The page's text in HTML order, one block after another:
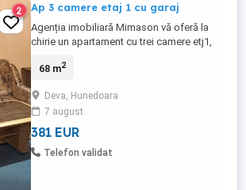
2 Ap 3 camere etaj 1 cu garaj
Agenția imobiliară Mimason vă oferă la
chirie un apartament cu trei camere etj1,
garaj in baterie de garaje,aproape de
finanțe,parc,scoala,liceu, piața.Se poate
ocupa din 01.07.2026.Se solicită garanție
plus comision agenție.
68 m2
Deva, Hunedoara
7 august
381 EUR
Telefon validat